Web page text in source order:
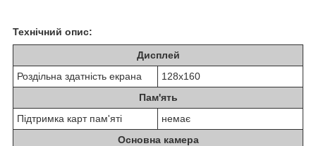
Технічний опис:
Дисплей
Роздільна здатність екрана
128х160
Пам'ять
Підтримка карт пам'яті
немає
Основна камера